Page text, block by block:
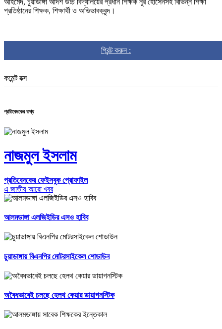
আহমেদ, চুয়াডাঙ্গা আদর্শ উচ্চ বিদ্যালয়ের প্রধান শিক্ষক নূর হোসেনসহ বিভিন্ন শিক্ষা
প্রতিষ্ঠানের শিক্ষক, শিক্ষার্থী ও অভিভাবকবৃন্দ।
প্রিন্ট করুন :
কমেন্ট বক্স
প্রতিবেদকের তথ্য
নাজমুল ইসলাম
প্রতিবেদকের ফেইসবুক প্রোফাইল
এ জাতীয় আরো খবর
আলমডাঙ্গা এলজিইডির এসও হাবিব
চুয়াডাঙ্গায় বিএনপির মোটরসাইকেল শোডাউন
অবৈধভাবেই চলছে হেলথ কেয়ার ডায়াগনস্টিক